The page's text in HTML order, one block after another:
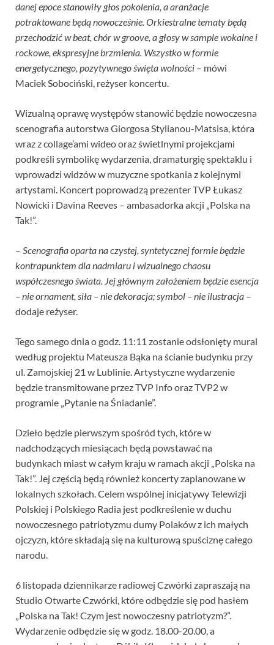
danej epoce stanowiły głos pokolenia, a aranżacje
potraktowane będą nowocześnie. Orkiestralne tematy będą
przechodzić w beat, chór w groove, a głosy w sample wokalne i
rockowe, ekspresyjne brzmienia. Wszystko w formie
energetycznego, pozytywnego święta wolności – mówi
Maciek Sobociński, reżyser koncertu.
Wizualną oprawę występów stanowić będzie nowoczesna
scenografia autorstwa Giorgosa Stylianou-Matsisa, która
wraz z collage’ami wideo oraz świetlnymi projekcjami
podkreśli symbolikę wydarzenia, dramaturgię spektaklu i
wprowadzi widzów w muzyczne spotkania z kolejnymi
artystami. Koncert poprowadzą prezenter TVP Łukasz
Nowicki i Davina Reeves – ambasadorka akcji „Polska na
Tak!”.
– Scenografia oparta na czystej, syntetycznej formie będzie
kontrapunktem dla nadmiaru i wizualnego chaosu
współczesnego świata. Jej głównym założeniem będzie esencja
– nie ornament, siła – nie dekoracja; symbol – nie ilustracja –
dodaje reżyser.
Tego samego dnia o godz. 11:11 zostanie odsłonięty mural
według projektu Mateusza Bąka na ścianie budynku przy
ul. Zamojskiej 21 w Lublinie. Artystyczne wydarzenie
będzie transmitowane przez TVP Info oraz TVP2 w
programie „Pytanie na Śniadanie”.
Dzieło będzie pierwszym spośród tych, które w
nadchodzących miesiącach będą powstawać na
budynkach miast w całym kraju w ramach akcji „Polska na
Tak!”. Jej częścią będą również koncerty zaplanowane w
lokalnych szkołach. Celem wspólnej inicjatywy Telewizji
Polskiej i Polskiego Radia jest podkreślenie w duchu
nowoczesnego patriotyzmu dumy Polaków z ich małych
ojczyzn, które składają się na kulturową spuściznę całego
narodu.
6 listopada dziennikarze radiowej Czwórki zapraszają na
Studio Otwarte Czwórki, które odbędzie się pod hasłem
„Polska na Tak! Czym jest nowoczesny patriotyzm?”.
Wydarzenie odbędzie się w godz. 18.00-20.00, a